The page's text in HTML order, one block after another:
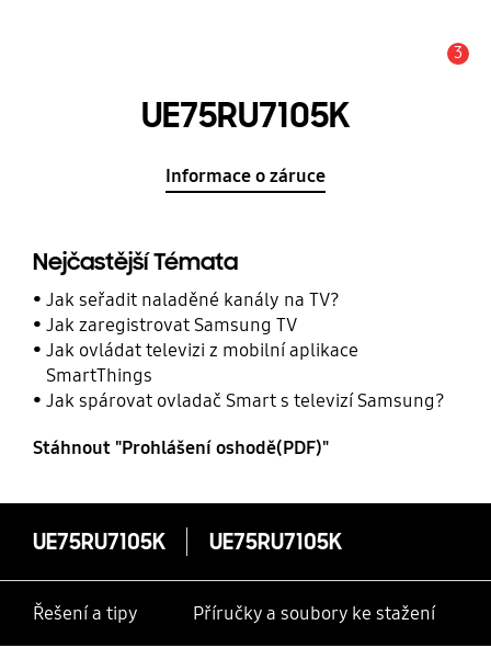
3
UE75RU7105K
Informace o záruce
Nejčastější Témata
Jak seřadit naladěné kanály na TV?
Jak zaregistrovat Samsung TV
Jak ovládat televizi z mobilní aplikace
SmartThings
Jak spárovat ovladač Smart s televizí Samsung?
Stáhnout "Prohlášení oshodě(PDF)"
UE75RU7105K UE75RU7105K
Řešení a tipy Příručky a soubory ke stažení